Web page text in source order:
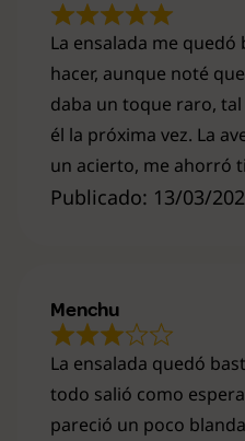
Publicado: 13/03/
La ensalada me
hacer, aunque noté
daba un toque raro,
él la próxima vez. La
un acierto, me ahorró
La ensalada quedó
todo salió como
pareció un poco
Menchu